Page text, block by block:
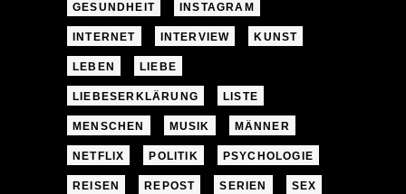
GESUNDHEIT INSTAGRAM
INTERNET INTERVIEW KUNST
LEBEN LIEBE
LIEBESERKLÄRUNG LISTE
MENSCHEN MUSIK MÄNNER
NETFLIX POLITIK PSYCHOLOGIE
REISEN REPOST SERIEN SEX